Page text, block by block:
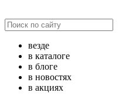
везде
в каталоге
в блоге
в новостях
в акциях